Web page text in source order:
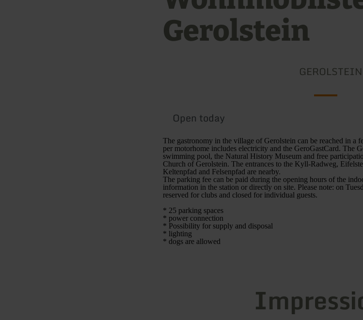
Gerolstein
GEROLSTEIN
Open today
The gastronomy in the village of Gerolstein can be reached in a
per motorhome includes electricity and the GeroGastCard. The
swimming pool, the Natural History Museum and free
Church of Gerolstein. The entrances to the Kyll-Radweg,
Keltenpfad and Felsenpfad are nearby.
The parking fee can be paid during the opening hours of the
information in the station or directly on site. Please note: on
reserved for clubs and closed for individual guests.
* 25 parking spaces
* power connection
* Possibility for supply and disposal
* lighting
* dogs are allowed